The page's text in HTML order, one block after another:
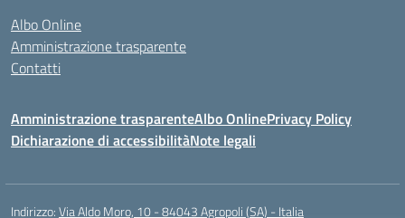
Albo Online
Amministrazione trasparente
Contatti
Amministrazione trasparenteAlbo OnlinePrivacy Policy
Dichiarazione di accessibilitàNote legali
Indirizzo:Via Aldo Moro, 10 - 84043 Agropoli (SA) - Italia